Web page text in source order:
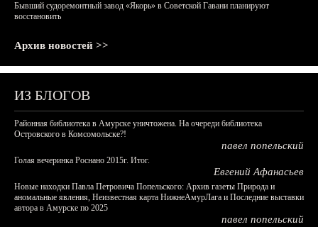
Бывший судоремонтный завод «Якорь» в Советской Гавани планируют
восстановить
Архив новостей >>
ИЗ БЛОГОВ
Районная библиотека в Амурске уничтожена. На очереди библиотека
Островского в Комсомольске?!
павел попельский
Голая вечеринка Роснано 2015г. Итог.
Евгений Афанасьев
Новые находки Павла Петровича Попельского: Архив газеты Природа и
аномальные явления, Неизвестная карта НижнеАмурЛага и Последние выставки
автора в Амурске по 2025
павел попельский